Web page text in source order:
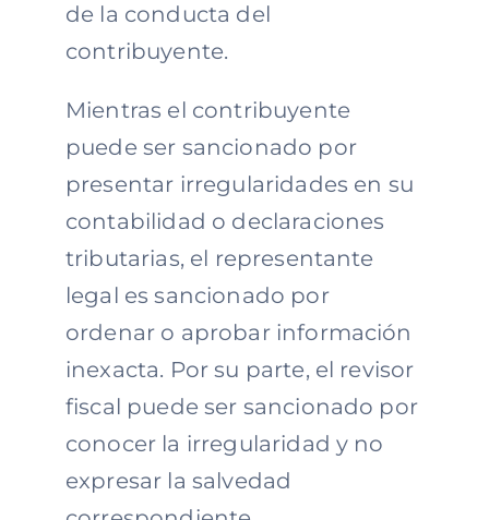
de la conducta del
contribuyente.
Mientras el contribuyente
puede ser sancionado por
presentar irregularidades en su
contabilidad o declaraciones
tributarias, el representante
legal es sancionado por
ordenar o aprobar información
inexacta. Por su parte, el revisor
fiscal puede ser sancionado por
conocer la irregularidad y no
expresar la salvedad